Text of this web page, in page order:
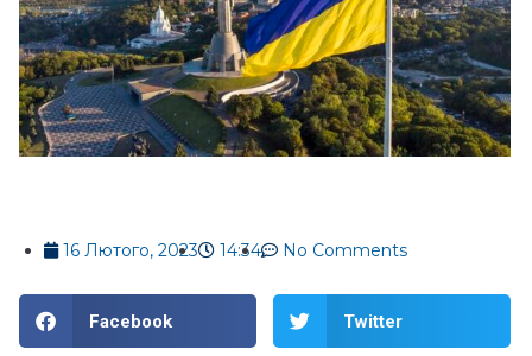
16 Лютого, 2023 14:34 No Comments
Facebook Twitter